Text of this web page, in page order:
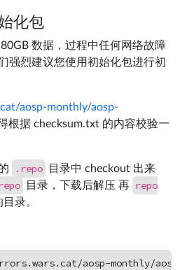
化包
数据，过程中任何网络故障
强烈建议您使用初始化包进行初
aosp-monthly/aosp-
根据 checksum.txt 的内容校验一
.repo
目录中 checkout 出来
目录，下载后解压 再 repo
录。
aosp-monthly/